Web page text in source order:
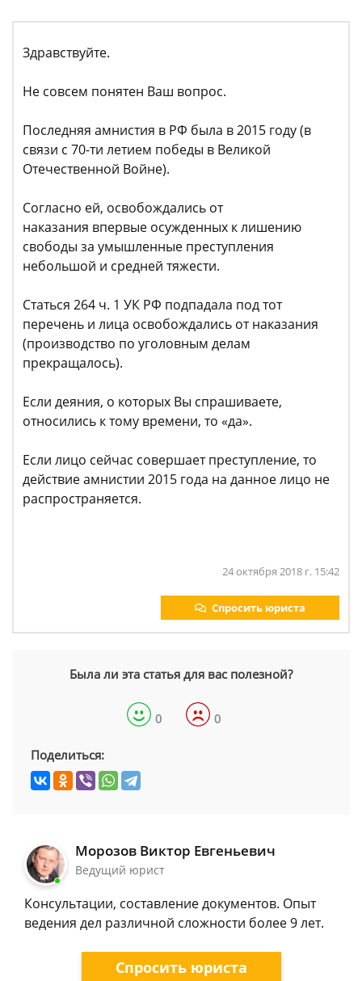
Здравствуйте.
Не совсем понятен Ваш вопрос.
Последняя амнистия в РФ была в 2015 году (в
связи с 70-ти летием победы в Великой
Отечественной Войне).
Согласно ей, освобождались от
наказания впервые осужденных к лишению
свободы за умышленные преступления
небольшой и средней тяжести.
Статься 264 ч. 1 УК РФ подпадала под тот
перечень и лица освобождались от наказания
(производство по уголовным делам
прекращалось).
Если деяния, о которых Вы спрашиваете,
относились к тому времени, то «да».
Если лицо сейчас совершает преступление, то
действие амнистии 2015 года на данное лицо не
распространяется.
24 октября 2018 г. 15:42
Спросить юриста
Была ли эта статья для вас полезной?
0 0
Поделиться:
Морозов Виктор Евгеньевич
Ведущий юрист
Консультации, составление документов. Опыт
ведения дел различной сложности более 9 лет.
Спросить юриста